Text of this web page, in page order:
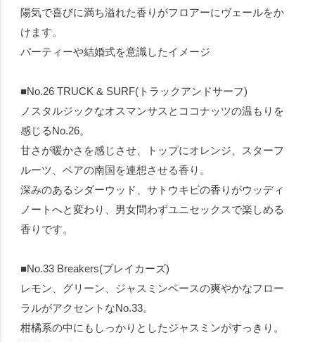
陽気で喜びに満ち溢れた香りがフロアーにヴェールをか
けます。
パーティーや結婚式を意識したイメージ
■No.26 TRUCK & SURF(トラックアンドサーフ)
ノスタルジックなオスマンサスとココナッツの温もりを
感じるNo.26。
甘さが暖かさを感じさせ、トップにオレンジ、スターフ
ルーツ、ペアの南国を連想させる香り。
深みのあるシダーウッド、サトウキビの香りがウッディ
ノートへと変わり、男女問わずユニセックスで楽しめる
香りです。
■No.33 Breakers(ブレイカーズ)
レモン、グリーン、ジャスミンベースの爽やかなフロー
ラルがアクセントなNo.33。
柑橘系の中にもしっかりとしたジャスミンがすっきり。